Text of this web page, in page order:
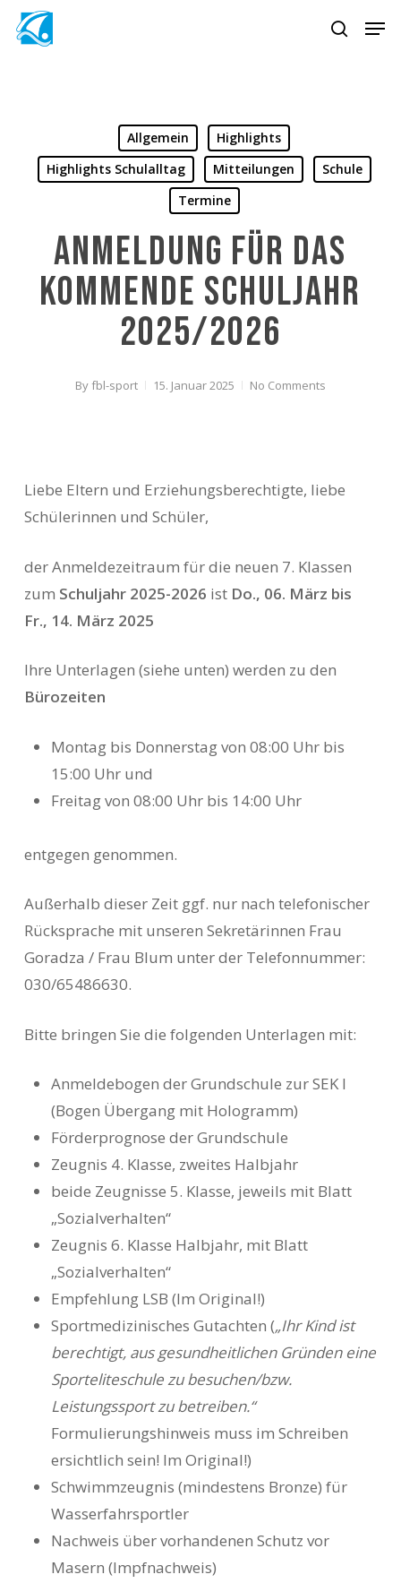
Skip
search
Allgemein
Highlights
Highlights Schulalltag
Mitteilungen
Schule
Termine
Anmeldung für das
kommende Schuljahr
2025/2026
Byfbl-sport 15. Januar 2025 No Comments
Liebe Eltern und Erziehungsberechtigte, liebe
Schülerinnen und Schüler,
der Anmeldezeitraum für die neuen 7. Klassen
zum Schuljahr 2025-2026 ist Do., 06. März bis
Fr., 14. März 2025
Ihre Unterlagen (siehe unten) werden zu den
Bürozeiten
Montag bis Donnerstag von 08:00 Uhr bis
15:00 Uhr und
Freitag von 08:00 Uhr bis 14:00 Uhr
entgegen genommen.
Außerhalb dieser Zeit ggf. nur nach telefonischer
Rücksprache mit unseren Sekretärinnen Frau
Goradza / Frau Blum unter der Telefonnummer:
030/65486630.
Bitte bringen Sie die folgenden Unterlagen mit:
Anmeldebogen der Grundschule zur SEK I
(Bogen Übergang mit Hologramm)
Förderprognose der Grundschule
Zeugnis 4. Klasse, zweites Halbjahr
beide Zeugnisse 5. Klasse, jeweils mit Blatt
„Sozialverhalten“
Zeugnis 6. Klasse Halbjahr, mit Blatt
„Sozialverhalten“
Empfehlung LSB (Im Original!)
Sportmedizinisches Gutachten („Ihr Kind ist
berechtigt, aus gesundheitlichen Gründen eine
Sporteliteschule zu besuchen/bzw.
Leistungssport zu betreiben.“
Formulierungshinweis muss im Schreiben
ersichtlich sein! Im Original!)
Schwimmzeugnis (mindestens Bronze) für
Wasserfahrsportler
Nachweis über vorhandenen Schutz vor
Masern (Impfnachweis)